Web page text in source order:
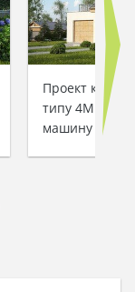
Проект
типу 4M188 з
машину